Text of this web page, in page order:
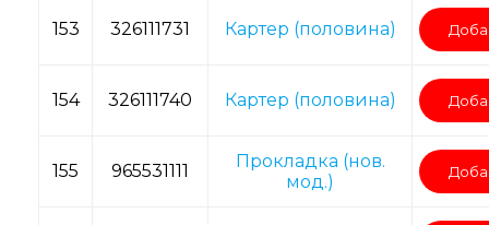
153 326111731 Картер (половина)
154 326111740 Картер (половина)
155 965531111
Прокладка (нов.
мод.)